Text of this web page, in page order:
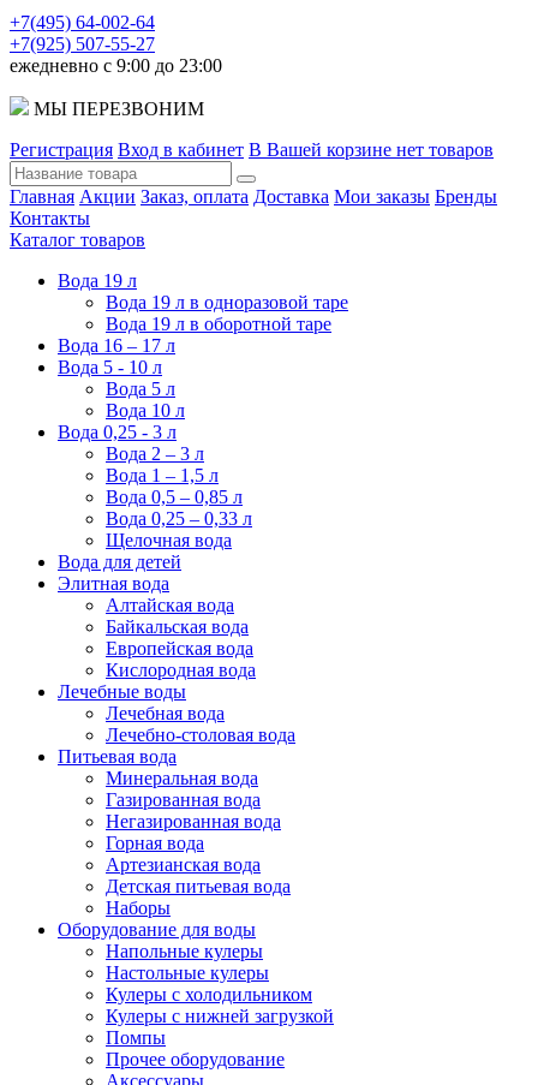
+7(495) 64-002-64
+7(925) 507-55-27
ежедневно с 9:00 до 23:00
МЫ ПЕРЕЗВОНИМ
Регистрация Вход в кабинет В Вашей корзине нет товаров
Главная Акции Заказ, оплата Доставка Мои заказы Бренды
Контакты
Каталог товаров
Вода 19 л
Вода 19 л в одноразовой таре
Вода 19 л в оборотной таре
Вода 16 – 17 л
Вода 5 - 10 л
Вода 5 л
Вода 10 л
Вода 0,25 - 3 л
Вода 2 – 3 л
Вода 1 – 1,5 л
Вода 0,5 – 0,85 л
Вода 0,25 – 0,33 л
Щелочная вода
Вода для детей
Элитная вода
Алтайская вода
Байкальская вода
Европейская вода
Кислородная вода
Лечебные воды
Лечебная вода
Лечебно-столовая вода
Питьевая вода
Минеральная вода
Газированная вода
Негазированная вода
Горная вода
Артезианская вода
Детская питьевая вода
Наборы
Оборудование для воды
Напольные кулеры
Настольные кулеры
Кулеры с холодильником
Кулеры с нижней загрузкой
Помпы
Прочее оборудование
Аксессуары